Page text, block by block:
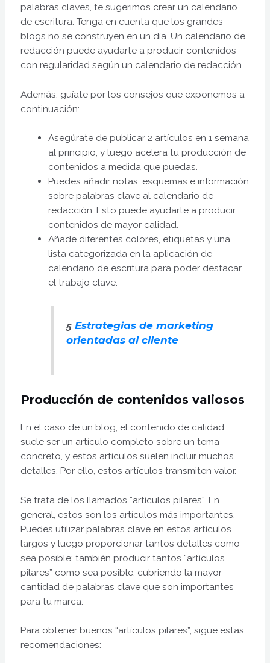
palabras claves, te sugerimos crear un calendario
de escritura. Tenga en cuenta que los grandes
blogs no se construyen en un día. Un calendario de
redacción puede ayudarte a producir contenidos
con regularidad según un calendario de redacción.
Además, guíate por los consejos que exponemos a
continuación:
Asegúrate de publicar 2 artículos en 1 semana
al principio, y luego acelera tu producción de
contenidos a medida que puedas.
Puedes añadir notas, esquemas e información
sobre palabras clave al calendario de
redacción. Esto puede ayudarte a producir
contenidos de mayor calidad.
Añade diferentes colores, etiquetas y una
lista categorizada en la aplicación de
calendario de escritura para poder destacar
el trabajo clave.
5 Estrategias de marketing
orientadas al cliente
Producción de contenidos valiosos
En el caso de un blog, el contenido de calidad
suele ser un artículo completo sobre un tema
concreto, y estos artículos suelen incluir muchos
detalles. Por ello, estos artículos transmiten valor.
Se trata de los llamados “artículos pilares”. En
general, estos son los artículos más importantes.
Puedes utilizar palabras clave en estos artículos
largos y luego proporcionar tantos detalles como
sea posible; también producir tantos “artículos
pilares” como sea posible, cubriendo la mayor
cantidad de palabras clave que son importantes
para tu marca.
Para obtener buenos “artículos pilares”, sigue estas
recomendaciones: